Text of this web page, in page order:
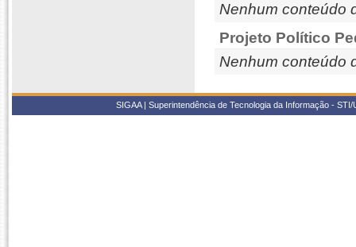
Nenhum conteúdo
Projeto Político
Nenhum conteúdo
SIGAA | Superintendência de Tecnologia da Informação -